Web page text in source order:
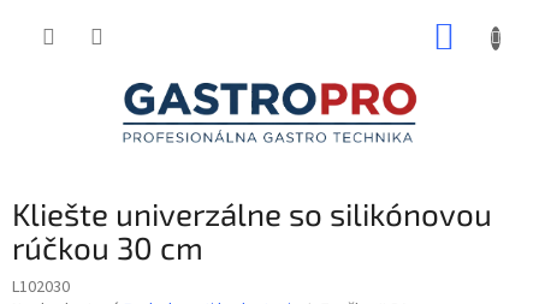
Kliešte univerzálne so silikónovou
rúčkou 30 cm
L102030